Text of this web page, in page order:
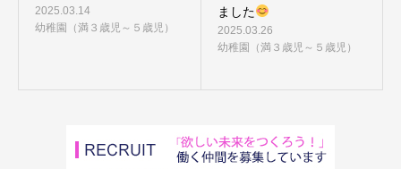
2025.03.14
幼稚園（満３歳児～５歳児）
ました
2025.03.26
幼稚園（満３歳児～５歳児）